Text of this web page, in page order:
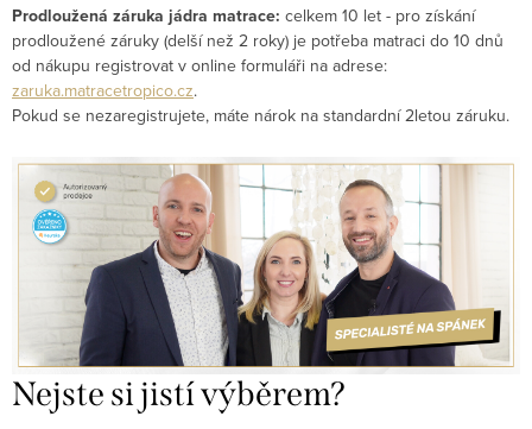
Prodloužená záruka jádra matrace: celkem 10 let - pro získání
prodloužené záruky (delší než 2 roky) je potřeba matraci do 10 dnů
od nákupu registrovat v online formuláři na adrese:
zaruka.matracetropico.cz.
Pokud se nezaregistrujete, máte nárok na standardní 2letou záruku.
Nejste si jistí výběrem?